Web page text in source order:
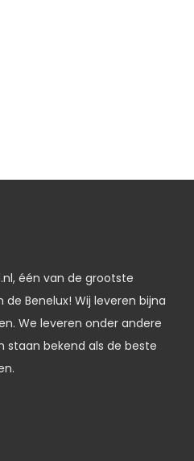
één van de grootste
Benelux! Wij leveren bijna
We leveren onder andere
staan bekend als de beste